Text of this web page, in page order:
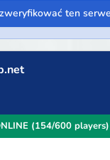
ten
(154/600 players)